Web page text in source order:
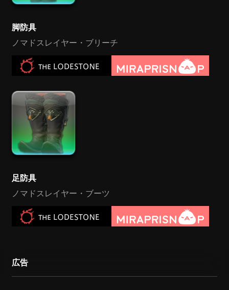
脚防具
ノマドスレイヤー・ブリーチ
足防具
ノマドスレイヤー・ブーツ
広告